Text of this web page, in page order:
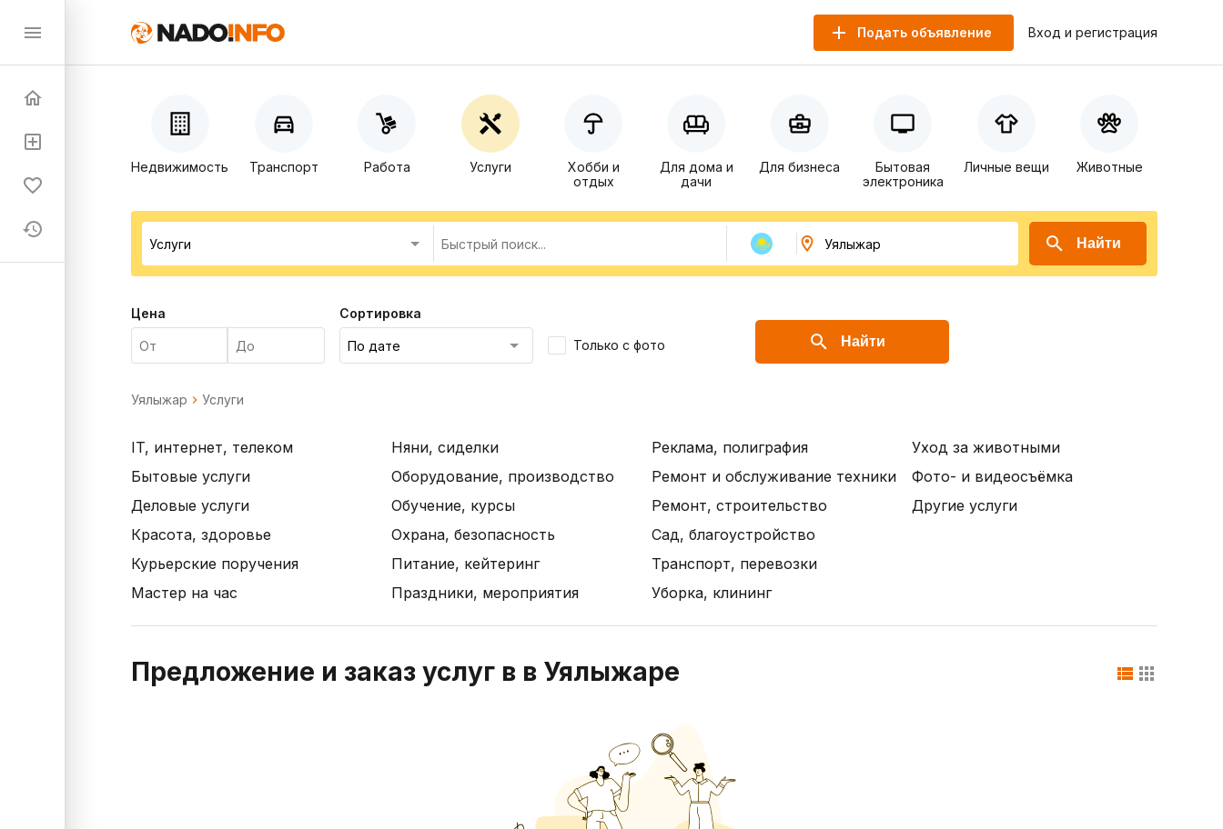
Подать объявление Вход и регистрация
Недвижимость Транспорт Работа Услуги
Хобби и
отдых
Для дома и
дачи
Для бизнеса
Бытовая
электроника
Личные вещи Животные
Найти
Цена Сортировка
Только с фото Найти
Уялыжар Услуги
IT, интернет, телеком
Бытовые услуги
Деловые услуги
Красота, здоровье
Курьерские поручения
Мастер на час
Няни, сиделки
Оборудование, производство
Обучение, курсы
Охрана, безопасность
Питание, кейтеринг
Праздники, мероприятия
Реклама, полиграфия
Ремонт и обслуживание техники
Ремонт, строительство
Сад, благоустройство
Транспорт, перевозки
Уборка, клининг
Уход за животными
Фото- и видеосъёмка
Другие услуги
Предложение и заказ услуг в в Уялыжаре